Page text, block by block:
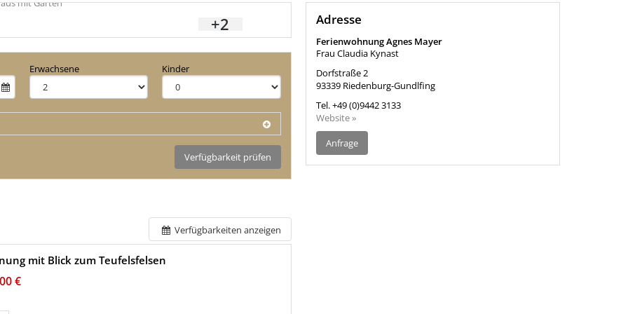
+2
Erwachsene Kinder
Verfügbarkeit prüfen
Verfügbarkeiten anzeigen
mit Blick zum Teufelsfelsen
€
Adresse
Ferienwohnung Agnes Mayer
Frau Claudia Kynast
Dorfstraße 2
93339 Riedenburg-Gundlfing
Tel.+49 (0)9442 3133
Website »
Anfrage